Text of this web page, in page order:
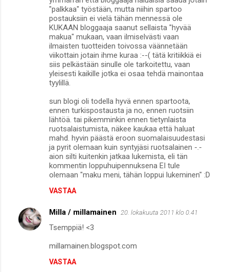
"palkkaa" työstään, mutta niihin spartoo
postauksiin ei vielä tähän mennessä ole
KUKAAN bloggaaja saanut sellaista "hyvää
makua" mukaan, vaan ilmiselvästi vaan
ilmaisten tuotteiden toivossa väännetään
viikottain jotain ihme kuraa :--( tätä kritiikkiä ei
siis pelkästään sinulle ole tarkoitettu, vaan
yleisesti kaikille jotka ei osaa tehdä mainontaa
tyylillä.
sun blogi oli todella hyvä ennen spartoota,
ennen turkispostausta ja no, ennen ruotsiin
lähtöä. tai pikemminkin ennen tietynlaista
ruotsalaistumista, näkee kaukaa että haluat
mahd. hyvin päästä eroon suomalaisuudestasi
ja pyrit olemaan kuin syntyjäsi ruotsalainen -.-
aion silti kuitenkin jatkaa lukemista, eli tän
kommentin loppuhuipennuksena EI tule
olemaan "maku meni, tähän loppui lukeminen" :D
VASTAA
Milla / millamainen 20. lokakuuta 2011 klo 0.41
Tsemppiä! <3
millamainen.blogspot.com
VASTAA